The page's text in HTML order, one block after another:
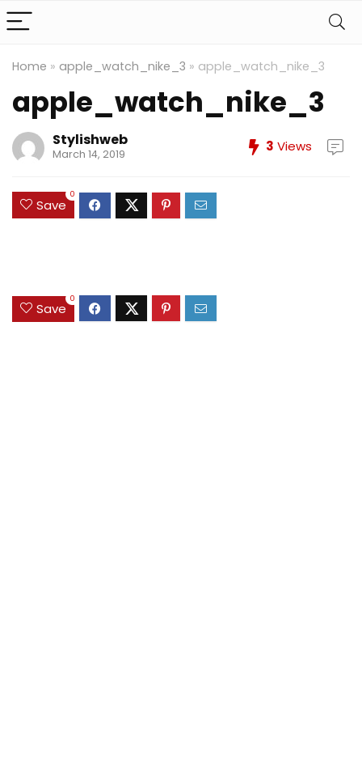
Home » apple_watch_nike_3 » apple_watch_nike_3
apple_watch_nike_3
Stylishweb
March 14, 2019 3 Views
Save
0
Save
0